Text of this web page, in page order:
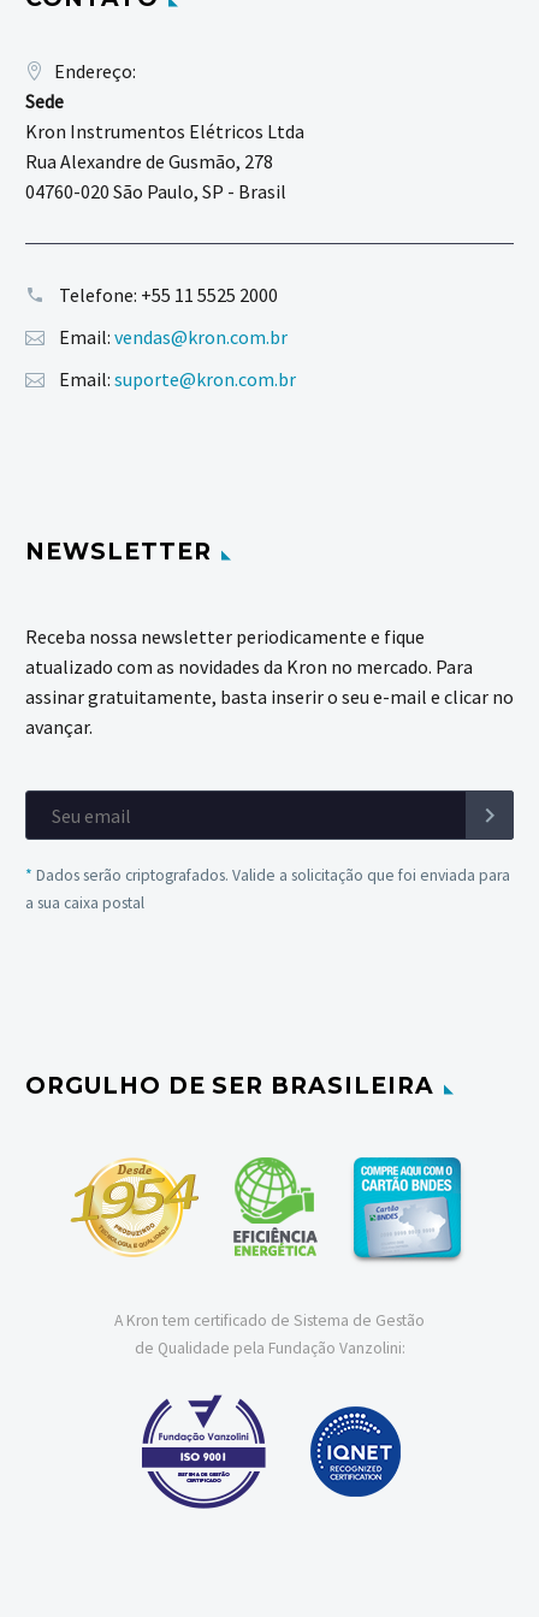
Endereço:
Sede
Kron Instrumentos Elétricos Ltda
Rua Alexandre de Gusmão, 278
04760-020 São Paulo, SP - Brasil
Telefone: +55 11 5525 2000
Email: vendas@kron.com.br
Email: suporte@kron.com.br
NEWSLETTER
Receba nossa newsletter periodicamente e fique
atualizado com as novidades da Kron no mercado. Para
assinar gratuitamente, basta inserir o seu e-mail e clicar no
avançar.
* Dados serão criptografados. Valide a solicitação que foi enviada para
a sua caixa postal
ORGULHO DE SER BRASILEIRA
A Kron tem certificado de Sistema de Gestão
de Qualidade pela Fundação Vanzolini: